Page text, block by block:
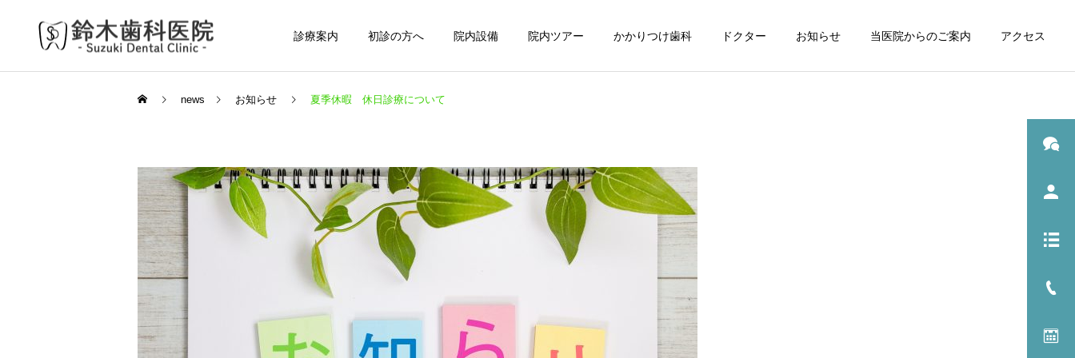
診療案内 初診の方へ 院内設備 院内ツアー かかりつけ歯科 ドクター お知らせ 当医院からのご案内 アクセス
予防歯科 虫歯
歯周病・歯槽膿漏（し
そうのうろう）
マイオブレース
入れ歯
news お知らせ 夏季休暇 休日診療について